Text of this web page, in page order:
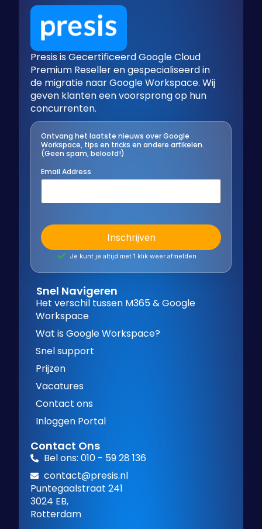
Presis is Gecertificeerd Google Cloud
Premium Reseller en gespecialiseerd in
de migratie naar Google Workspace. Wij
geven klanten een voorsprong op hun
concurrenten.
Ontvang het laatste nieuws over Google
Workspace, tips en tricks en andere artikelen.
(Geen spam, beloofd!)
Email Address
Je kunt je altijd met 1 klik weer afmelden
Snel Navigeren
Het verschil tussen M365 & Google
Workspace
Wat is Google Workspace?
Snel support
Prijzen
Vacatures
Contact ons
Inloggen Portal
Contact Ons
Bel ons: 010 - 59 28 136
contact@presis.nl
Puntegaalstraat 241
3024 EB,
Rotterdam